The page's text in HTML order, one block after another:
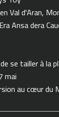
Val d'Aran,
Ansa dera
se tailler à la
mai
au cœur du